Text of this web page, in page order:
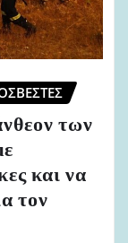
των
και να
τον